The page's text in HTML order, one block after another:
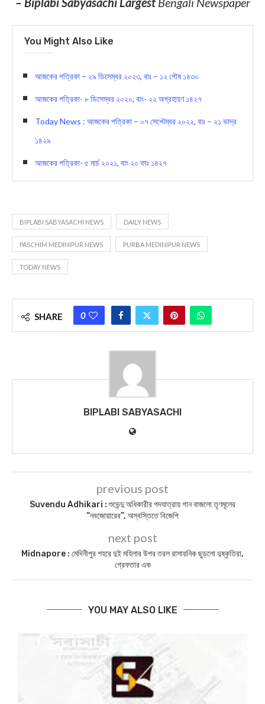
লাইক করুন আমাদের ফেসবুক
Today News
– Biplabi Sabyasachi Largest Bengali Newspaper